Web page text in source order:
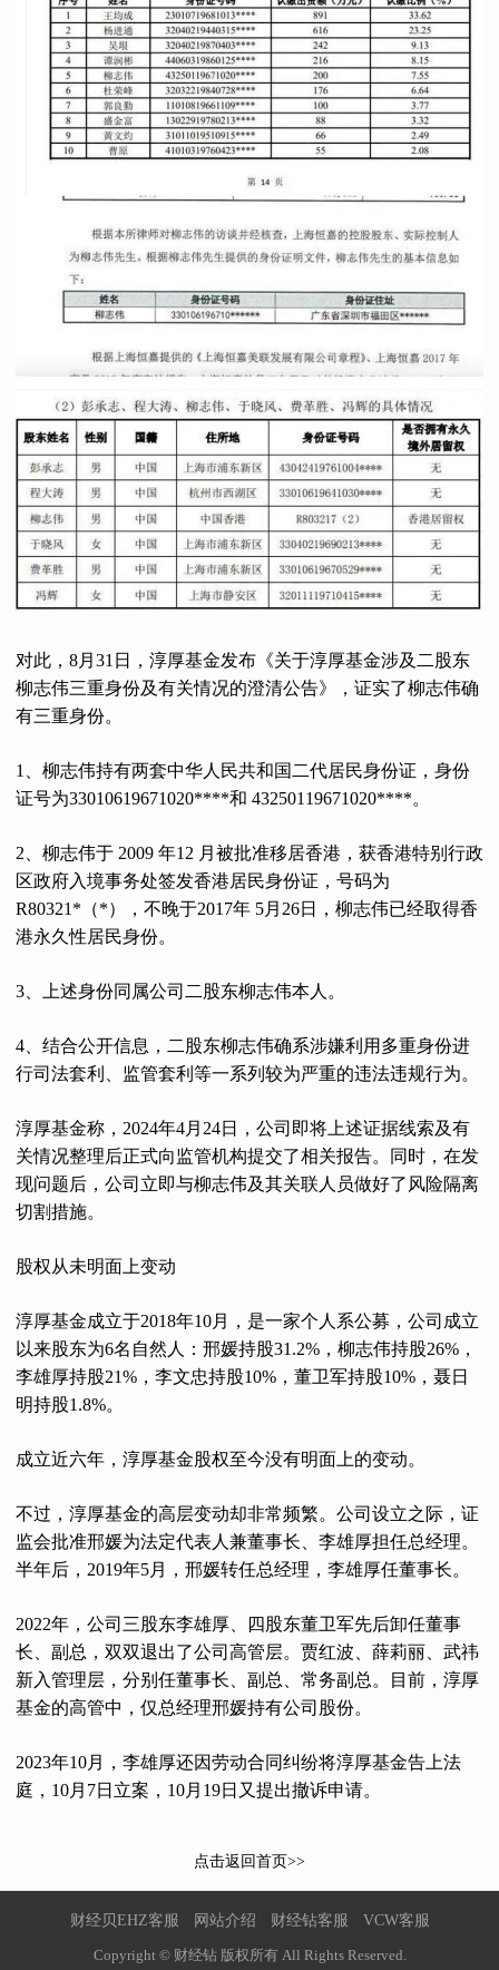
对此，8月31日，淳厚基金发布《关于淳厚基金涉及二股东
柳志伟三重身份及有关情况的澄清公告》，证实了柳志伟确
有三重身份。
1、柳志伟持有两套中华人民共和国二代居民身份证，身份
证号为33010619671020****和 43250119671020****。
2、柳志伟于 2009 年12 月被批准移居香港，获香港特别行政
区政府入境事务处签发香港居民身份证，号码为
R80321*（*），不晚于2017年 5月26日，柳志伟已经取得香
港永久性居民身份。
3、上述身份同属公司二股东柳志伟本人。
4、结合公开信息，二股东柳志伟确系涉嫌利用多重身份进
行司法套利、监管套利等一系列较为严重的违法违规行为。
淳厚基金称，2024年4月24日，公司即将上述证据线索及有
关情况整理后正式向监管机构提交了相关报告。同时，在发
现问题后，公司立即与柳志伟及其关联人员做好了风险隔离
切割措施。
股权从未明面上变动
淳厚基金成立于2018年10月，是一家个人系公募，公司成立
以来股东为6名自然人：邢媛持股31.2%，柳志伟持股26%，
李雄厚持股21%，李文忠持股10%，董卫军持股10%，聂日
明持股1.8%。
成立近六年，淳厚基金股权至今没有明面上的变动。
不过，淳厚基金的高层变动却非常频繁。公司设立之际，证
监会批准邢媛为法定代表人兼董事长、李雄厚担任总经理。
半年后，2019年5月，邢媛转任总经理，李雄厚任董事长。
2022年，公司三股东李雄厚、四股东董卫军先后卸任董事
长、副总，双双退出了公司高管层。贾红波、薛莉丽、武祎
新入管理层，分别任董事长、副总、常务副总。目前，淳厚
基金的高管中，仅总经理邢媛持有公司股份。
2023年10月，李雄厚还因劳动合同纠纷将淳厚基金告上法
庭，10月7日立案，10月19日又提出撤诉申请。
点击返回首页>>
财经贝EHZ客服 网站介绍 财经钻客服 VCW客服
Copyright © 财经钻 版权所有 All Rights Reserved.